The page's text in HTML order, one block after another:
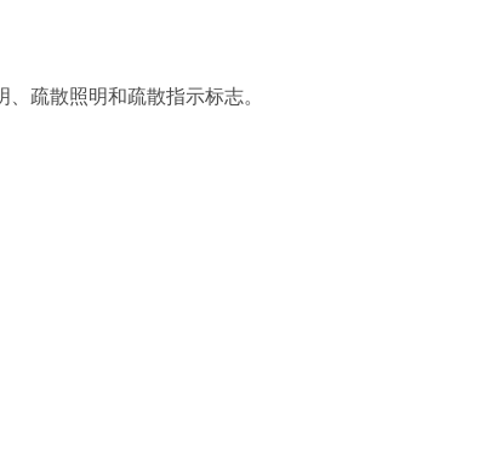
疏散照明和疏散指示标志。